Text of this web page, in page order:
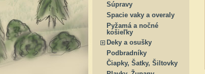
Súpravy
Spacie vaky a overaly
Pyžamá a nočné
košieľky
Deky a osušky
Podbradníky
Čiapky, Šatky, Šiltovky